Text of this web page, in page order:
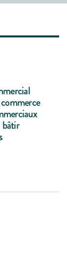
bâtir